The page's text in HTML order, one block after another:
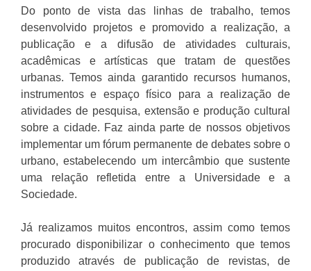
Do ponto de vista das linhas de trabalho, temos
desenvolvido projetos e promovido a realização, a
publicação e a difusão de atividades culturais,
acadêmicas e artísticas que tratam de questões
urbanas. Temos ainda garantido recursos humanos,
instrumentos e espaço físico para a realização de
atividades de pesquisa, extensão e produção cultural
sobre a cidade. Faz ainda parte de nossos objetivos
implementar um fórum permanente de debates sobre o
urbano, estabelecendo um intercâmbio que sustente
uma relação refletida entre a Universidade e a
Sociedade.
Já realizamos muitos encontros, assim como temos
procurado disponibilizar o conhecimento que temos
produzido através de publicação de revistas, de